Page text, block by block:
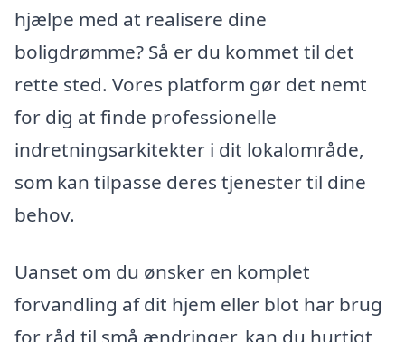
hjælpe med at realisere dine
boligdrømme? Så er du kommet til det
rette sted. Vores platform gør det nemt
for dig at finde professionelle
indretningsarkitekter i dit lokalområde,
som kan tilpasse deres tjenester til dine
behov.
Uanset om du ønsker en komplet
forvandling af dit hjem eller blot har brug